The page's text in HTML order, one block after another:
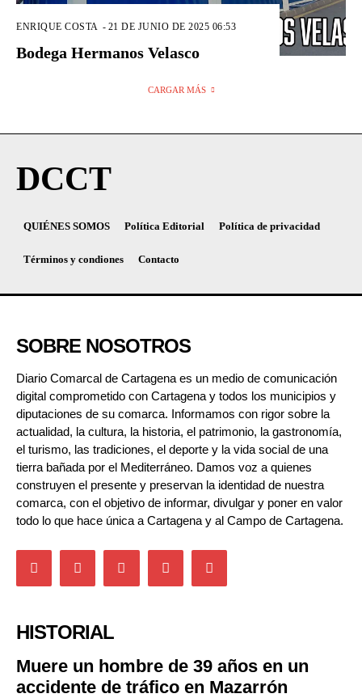
ENRIQUE COSTA - 21 DE JUNIO DE 2025 06:53
Bodega Hermanos Velasco
CARGAR MÁS
DCCT
QUIÉNES SOMOS Política Editorial Política de privacidad
Términos y condiones Contacto
SOBRE NOSOTROS
Diario Comarcal de Cartagena es un medio de comunicación
digital comprometido con Cartagena y todos los municipios y
diputaciones de su comarca. Informamos con rigor sobre la
actualidad, la cultura, la historia, el patrimonio, la gastronomía,
el turismo, las tradiciones, el deporte y la vida social de una
tierra bañada por el Mediterráneo. Damos voz a quienes
construyen el presente y preservan la identidad de nuestra
comarca, con el objetivo de informar, divulgar y poner en valor
todo lo que hace única a Cartagena y al Campo de Cartagena.
HISTORIAL
Muere un hombre de 39 años en un
accidente de tráfico en Mazarrón